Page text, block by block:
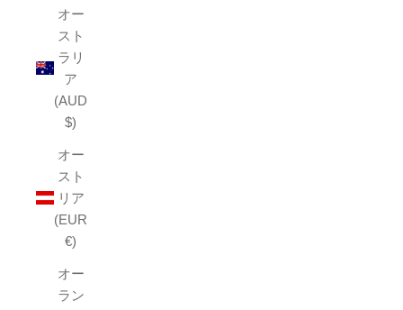
オー
スト
ラリ
ア
(AUD
$)
オー
スト
リア
(EUR
€)
オー
ラン